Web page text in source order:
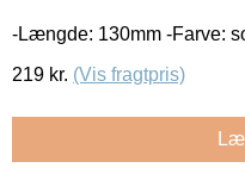
-Længde: 130mm -Farve:
219 kr. (Vis fragtpris)